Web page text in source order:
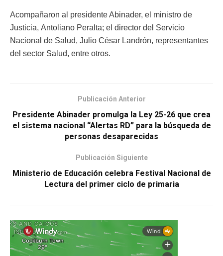
Acompañaron al presidente Abinader, el ministro de
Justicia, Antoliano Peralta; el director del Servicio
Nacional de Salud, Julio César Landrón, representantes
del sector Salud, entre otros.
Publicación Anterior
Presidente Abinader promulga la Ley 25-26 que crea
el sistema nacional “Alertas RD” para la búsqueda de
personas desaparecidas
Publicación Siguiente
Ministerio de Educación celebra Festival Nacional de
Lectura del primer ciclo de primaria